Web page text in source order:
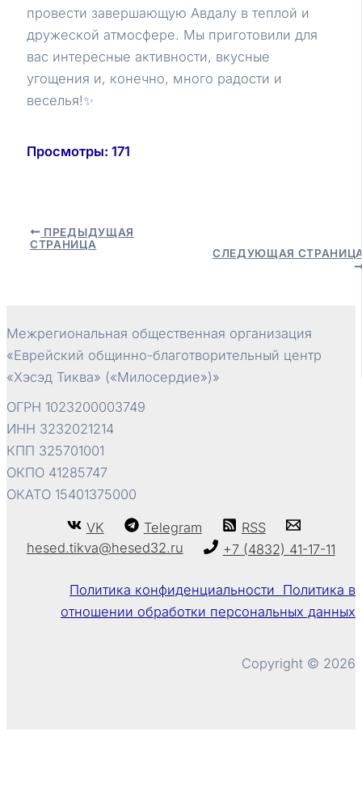
провести завершающую Авдалу в теплой и
дружеской атмосфере. Мы приготовили для
вас интересные активности, вкусные
угощения и, конечно, много радости и
веселья!✨
Просмотры: 171
Навигация
ПРЕДЫДУЩАЯ
СТРАНИЦА
СЛЕДУЮЩАЯ
Межрегиональная общественная организация
«Еврейский общинно-благотворительный центр
«Хэсэд Тиква» («Милосердие»)»
ОГРН 1023200003749
ИНН 3232021214
КПП 325701001
ОКПО 41285747
ОКАТО 15401375000
VK Telegram
RSS
hesed.tikva@hesed32.ru
+7 (4832) 41-17-11
Политика конфиденциальности Политика в
отношении обработки персональных данных
Copyright © 2026